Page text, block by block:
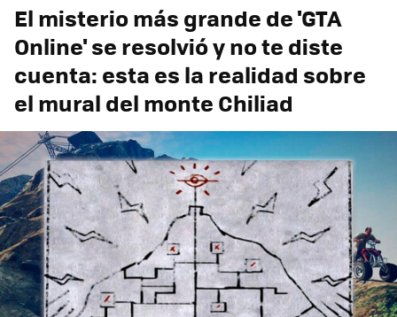
El misterio más grande de 'GTA
Online' se resolvió y no te diste
cuenta: esta es la realidad sobre
el mural del monte Chiliad